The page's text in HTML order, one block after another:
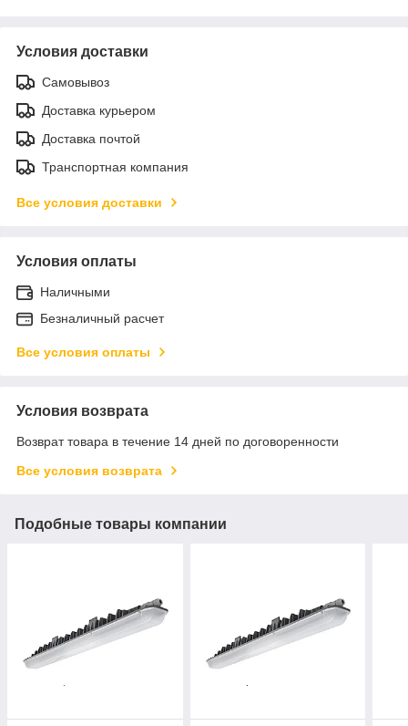
Условия доставки
Самовывоз
Доставка курьером
Доставка почтой
Транспортная компания
Все условия доставки
Условия оплаты
Наличными
Безналичный расчет
Все условия оплаты
Условия возврата
Возврат товара в течение 14 дней по договоренности
Все условия возврата
Подобные товары компании